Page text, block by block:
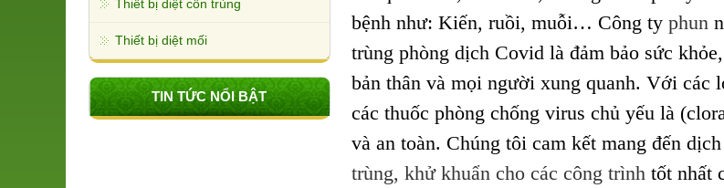
Thiết bị diệt côn trùng
Thiết bị diệt mối
TIN TỨC NỔI BẬT
bệnh như: Kiến, ruồi, muỗi… Công ty phun
trùng phòng dịch Covid là đảm bảo sức
bản thân và mọi người xung quanh. Với các
các thuốc phòng chống virus chủ yếu là
và an toàn. Chúng tôi cam kết mang đến
trùng, khử khuẩn cho các công trình tốt nhất